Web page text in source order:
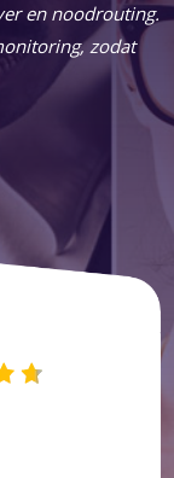
en noodrouting.
zodat